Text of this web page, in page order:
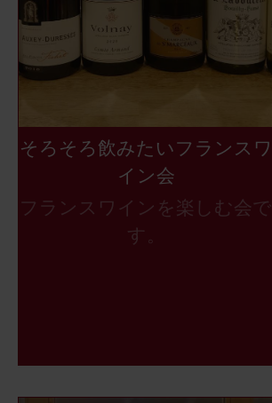
そろそろ飲みたいフランスワ
イン会
フランスワインを楽しむ会で
す。